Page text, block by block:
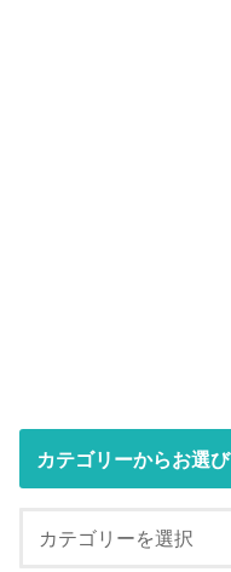
カテゴリーからお選